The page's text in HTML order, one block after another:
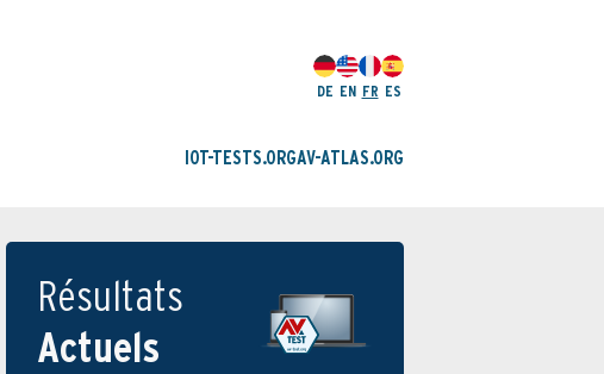
DE EN FR ES
IOT-TESTS.ORGAV-ATLAS.ORG
Résultats
Actuels